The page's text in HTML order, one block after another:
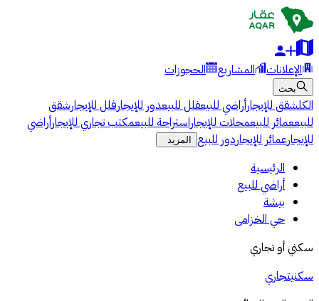
الإعلانات المشاريع الحجوزات
بحث
الكلشقق للإيجارأراضي للبيعفلل للبيعدور للإيجارفلل للإيجارشقق
للبيععمائر للبيعمحلات للإيجاراستراحة للبيعمكتب تجاري للإيجارأراضي
للإيجارعمائر للإيجاردور للبيع المزيد
الرئيسية
أراضي للبيع
بيشة
حي الخزامى
سكني أو تجاري
سكنيتجاري